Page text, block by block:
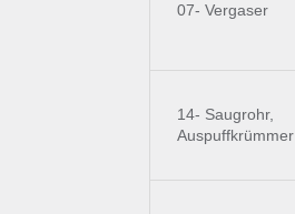
07- Vergaser
14- Saugrohr,
Auspuffkrümmer